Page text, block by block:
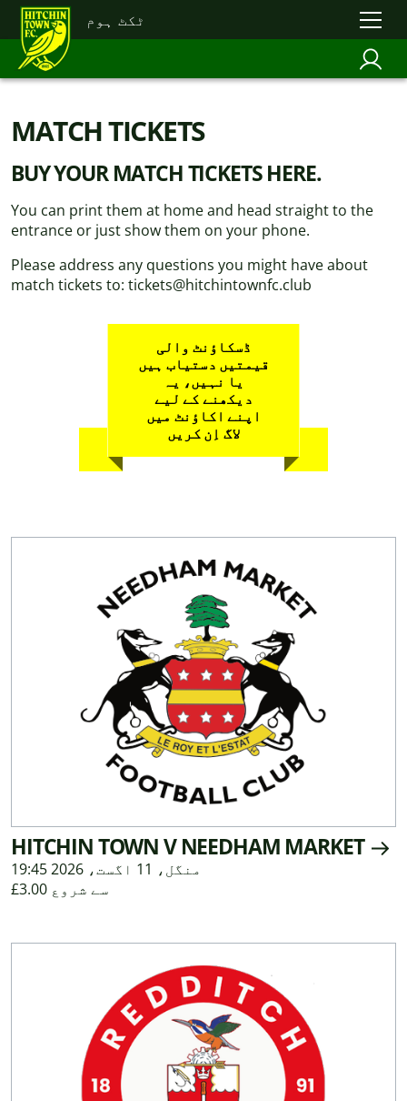
ٹکٹ ہوم
MATCH TICKETS
BUY YOUR MATCH TICKETS HERE.
You can print them at home and head straight to the
entrance or just show them on your phone.
Please address any questions you might have about
match tickets to: tickets@hitchintownfc.club
ڈسکاؤنٹ والی
قیمتیں دستیاب ہیں
یا نہیں، یہ
دیکھنے کے لیے
اپنے اکاؤنٹ میں
لاگ اِن کریں
HITCHIN TOWN V NEEDHAM MARKET
منگل، 11 اگست، 2026 19:45
£3.00 سے شروع